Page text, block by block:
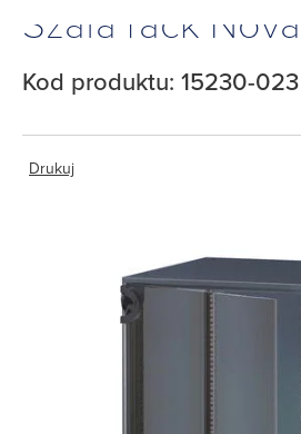
Szafa rack
Kod produktu: 15230-023
Drukuj